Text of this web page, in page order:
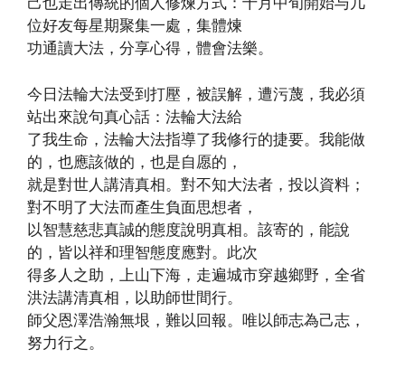
位好友每星期聚集一處，集體煉
功通讀大法，分享心得，體會法樂。
今日法輪大法受到打壓，被誤解，遭污蔑，我必須
站出來說句真心話：法輪大法給
了我生命，法輪大法指導了我修行的捷要。我能做
的，也應該做的，也是自愿的，
就是對世人講清真相。對不知大法者，投以資料；
對不明了大法而產生負面思想者，
以智慧慈悲真誠的態度說明真相。該寄的，能說
的，皆以祥和理智態度應對。此次
得多人之助，上山下海，走遍城市穿越鄉野，全省
洪法講清真相，以助師世間行。
師父恩澤浩瀚無垠，難以回報。唯以師志為己志，
努力行之。